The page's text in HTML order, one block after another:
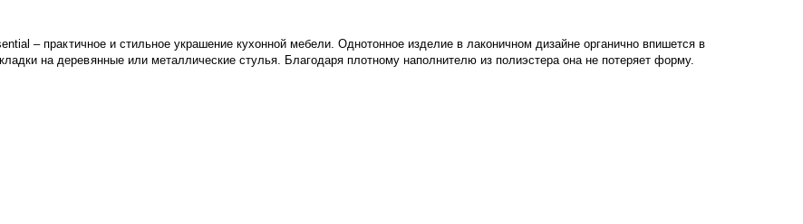
– практичное и стильное украшение кухонной мебели. Однотонное изделие в лаконичном дизайне органично впишется в
на деревянные или металлические стулья. Благодаря плотному наполнителю из полиэстера она не потеряет форму.